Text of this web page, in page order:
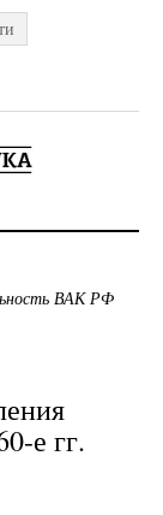
ВАК РФ
е гг.